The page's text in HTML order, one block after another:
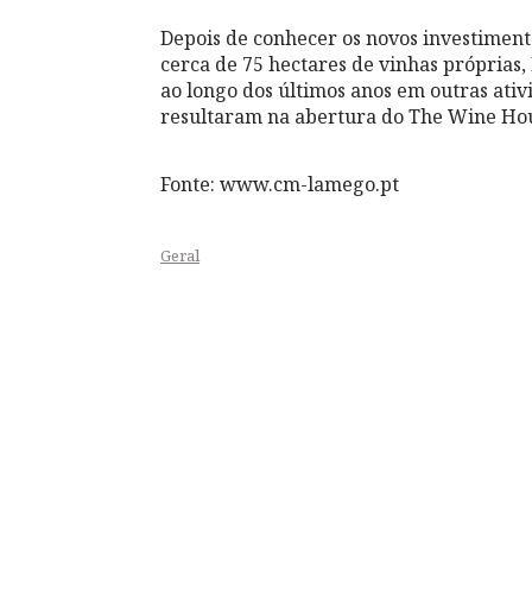
Depois de conhecer os novos
cerca de 75 hectares de vinhas
ao longo dos últimos anos em outras
resultaram na abertura do The Wine
Fonte: www.cm-lamego.pt
Geral